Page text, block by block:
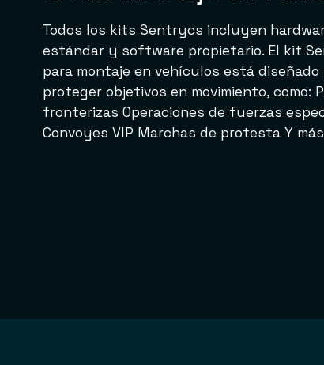
Todos los kits Sentrycs incluyen
estándar y software propietario. El kit
para montaje en vehículos está diseñado
proteger objetivos en movimiento, como:
fronterizas Operaciones de fuerzas
Convoyes VIP Marchas de protesta Y